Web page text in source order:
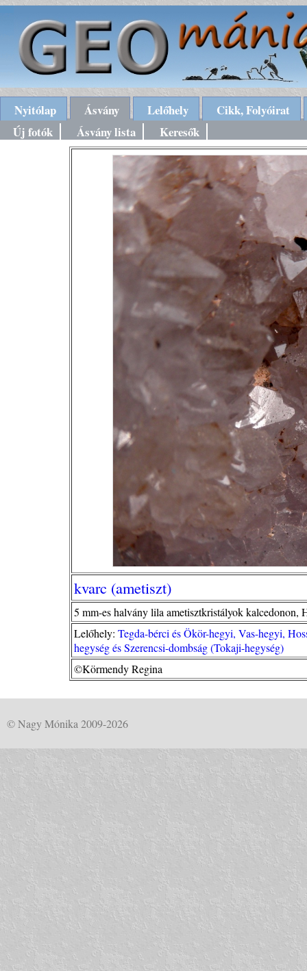
Nyitólap Ásvány Lelőhely
Cikk, Folyóirat
Új fotók
Ásvány lista Keresők
kvarc (ametiszt)
5 mm-es halvány lila ametisztkristályok kalcedonon,
Lelőhely: Tegda-bérci és Ökör-hegyi, Vas-hegyi,
hegység és Szerencsi-dombság (Tokaji-hegység)
©Körmendy Regina
© Nagy Mónika 2009-2026